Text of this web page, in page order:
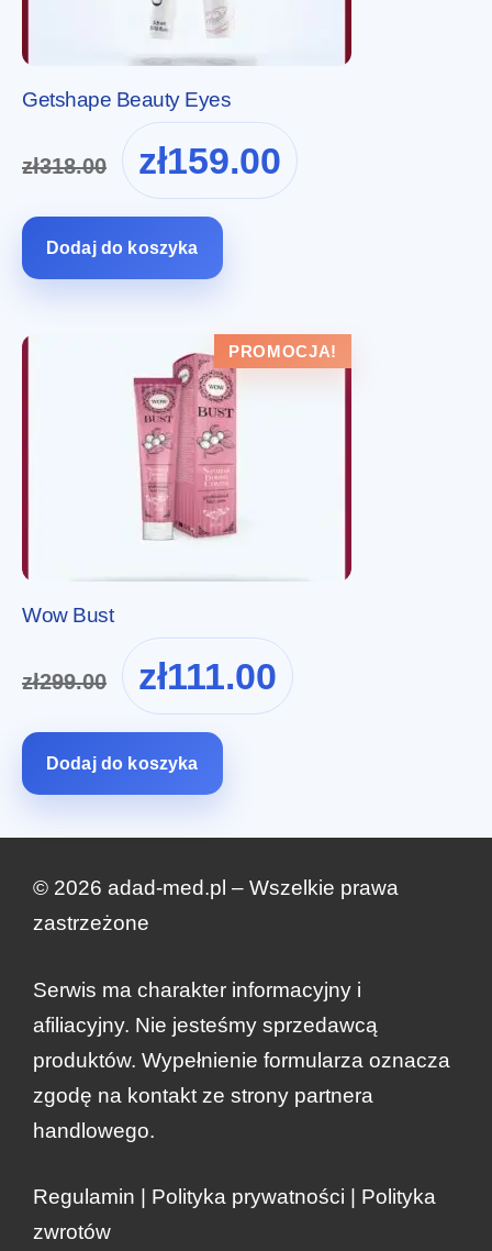
Getshape Beauty Eyes
zł318.00
Pierwotna
cena
wynosiła:
zł159.00
cena
Dodaj do koszyka
PROMOCJA!
Wow Bust
zł299.00
Pierwotna
cena
wynosiła:
zł111.00
cena
Dodaj do koszyka
© 2026 adad-med.pl – Wszelkie prawa
zastrzeżone
Serwis ma charakter informacyjny i
afiliacyjny. Nie jesteśmy sprzedawcą
produktów. Wypełnienie formularza oznacza
zgodę na kontakt ze strony partnera
handlowego.
Regulamin Polityka prywatności
Polityka
zwrotów
Pierwotna
zł137.00Aktualna
Zamów teraz